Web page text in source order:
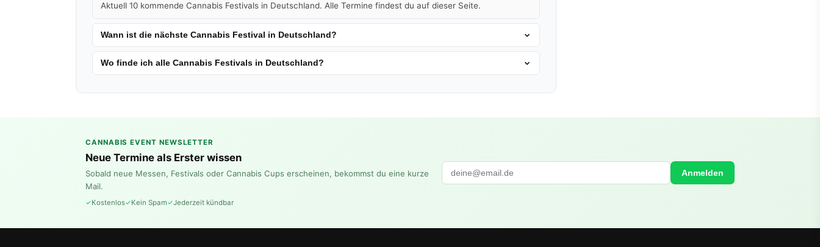
Aktuell 10 kommende Cannabis Festivals in Deutschland. Alle Termine findest du auf dieser Seite.
Wann ist die nächste Cannabis Festival in Deutschland?
Wo finde ich alle Cannabis Festivals in Deutschland?
CANNABIS EVENT NEWSLETTER
Neue Termine als Erster wissen
Sobald neue Messen, Festivals oder Cannabis Cups erscheinen, bekommst du eine kurze
Mail.
Kostenlos Kein Spam Jederzeit kündbar
Anmelden